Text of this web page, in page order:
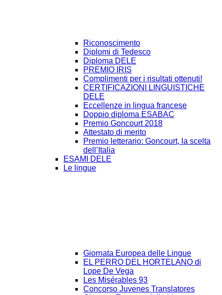
Riconoscimento
Diplomi di Tedesco
Diploma DELE
PREMIO IRIS
Complimenti per i risultati ottenuti!
CERTIFICAZIONI LINGUISTICHE
DELE
Eccellenze in lingua francese
Doppio diploma ESABAC
Premio Goncourt 2018
Attestato di merito
Premio letterario: Goncourt, la scelta
dell’Italia
ESAMI DELE
Le lingue
Giornata Europea delle Lingue
EL PERRO DEL HORTELANO di
Lope De Vega
Les Misérables 93
Concorso Juvenes Translatores